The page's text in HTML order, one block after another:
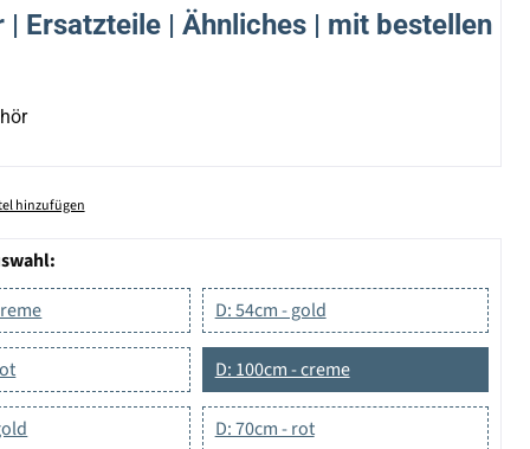
| Ersatzteile | Ähnliches | mit bestellen
hinzufügen
D: 54cm - gold
D: 100cm - creme
D: 70cm - rot